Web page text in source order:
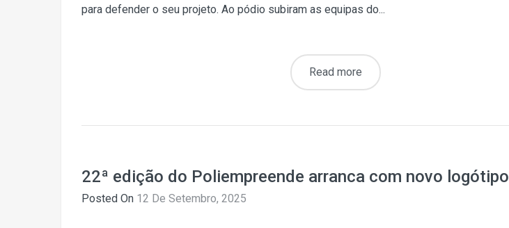
para defender o seu projeto. Ao pódio subiram as equipas do...
Read more
22ª edição do Poliempreende arranca com novo logótipo
Posted On 12 De Setembro, 2025